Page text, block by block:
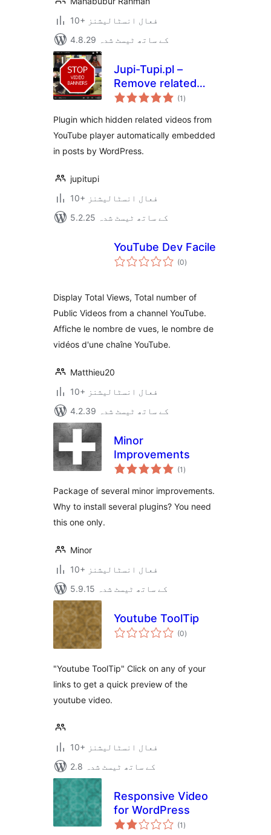
10+ فعال انسٹالیشنز
4.8.29 کے ساتھ ٹیسٹ شدہ
Jupi-Tupi.pl –
Remove related
videos in iframe
(1 مجموعی
درجہ
)
Plugin which hidden related videos from
YouTube player automatically embedded
in posts by WordPress.
jupitupi
10+ فعال انسٹالیشنز
5.2.25 کے ساتھ ٹیسٹ شدہ
YouTube Dev Facile
(0مجموعی
درجہ
)
Display Total Views, Total number of
Public Videos from a channel YouTube.
Affiche le nombre de vues, le nombre de
vidéos d'une chaîne YouTube.
Matthieu20
10+ فعال انسٹالیشنز
4.2.39 کے ساتھ ٹیسٹ شدہ
Minor
Improvements
(1 مجموعی
درجہ
)
Package of several minor improvements.
Why to install several plugins? You need
this one only.
Minor
10+ فعال انسٹالیشنز
5.9.15 کے ساتھ ٹیسٹ شدہ
Youtube ToolTip
(0مجموعی
درجہ
)
"Youtube ToolTip" Click on any of your
links to get a quick preview of the
youtube video.
10+ فعال انسٹالیشنز
2.8 کے ساتھ ٹیسٹ شدہ
Responsive Video
for WordPress
(1 مجموعی
درجہ
)